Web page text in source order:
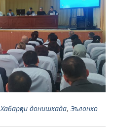
Хабарҳои донишкада, Эълонхо